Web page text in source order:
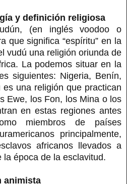
y definición religiosa
(en inglés voodoo o
que significa “espíritu” en la
vudú una religión oriunda de
La podemos situar en la
siguientes: Nigeria, Benín,
una religión que practican
Ewe, los Fon, los Mina o los
en estas regiones antes
miembros de países
principalmente,
africanos llevados a
época de la esclavitud.
animista